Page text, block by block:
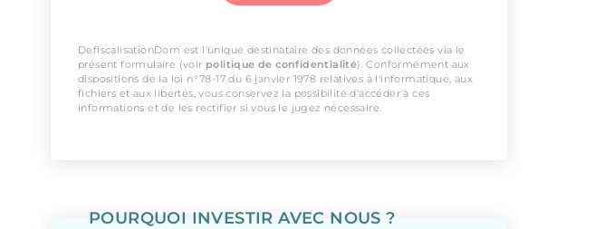
DefiscalisationDom est l'unique destinataire des données collectées via le
présent formulaire (voir politique de confidentialité). Conformément aux
dispositions de la loi n°78-17 du 6 janvier 1978 relatives à l'informatique, aux
fichiers et aux libertés, vous conservez la possibilité d'accéder à ces
informations et de les rectifier si vous le jugez nécessaire.
POURQUOI INVESTIR AVEC NOUS ?